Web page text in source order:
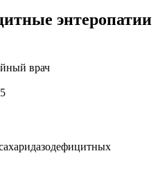
энтеропатии
врач